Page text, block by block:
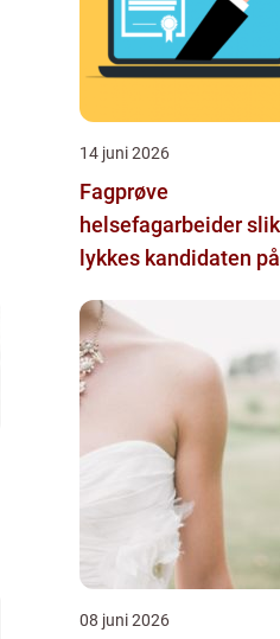
14 juni 2026
Fagprøve
helsefagarbeider slik
lykkes kandidaten på
08 juni 2026